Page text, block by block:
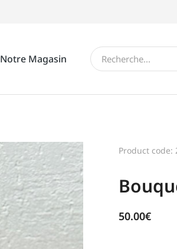
Notre Magasin
Product code:
50.00€